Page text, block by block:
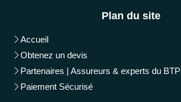
Plan du site
Accueil
Obtenez un devis
Partenaires | Assureurs & experts du BTP
Paiement Sécurisé